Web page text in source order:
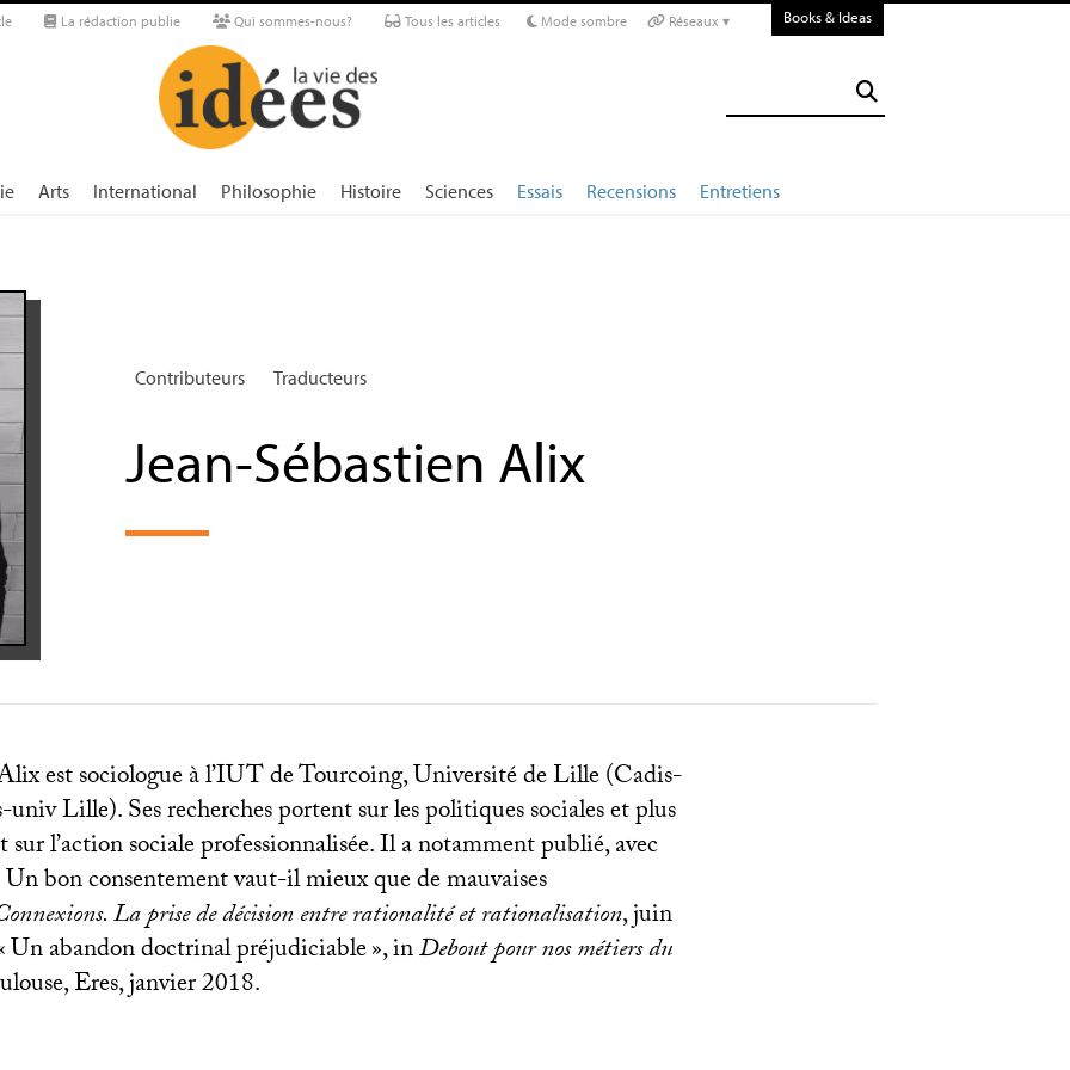
La rédaction publie Qui sommes-nous? Tous les articles Mode sombre Réseaux ▾ Books & Ideas
Arts International Philosophie Histoire Sciences Essais Recensions Entretiens
Contributeurs Traducteurs
Jean-Sébastien Alix
est sociologue à l’IUTde Tourcoing, Université de Lille (Cadis-
Lille). Ses recherches portent sur les politiques sociales et plus
l’action sociale professionnalisée. Il a notamment publié, avec
Un bon consentement vaut-il mieux que de mauvaises
La prise de décision entre rationalité et rationalisation, juin
Un abandon doctrinal préjudiciable», inDebout pour nos métiers du
Eres, janvier 2018.